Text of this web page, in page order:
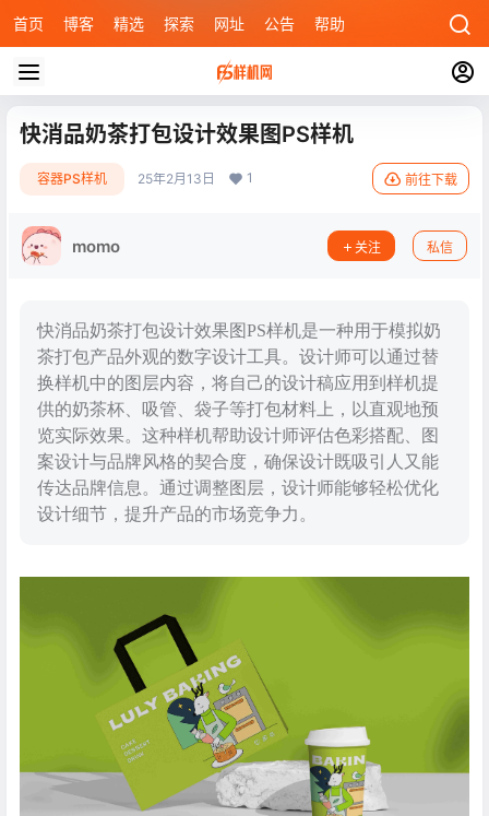
首页 博客 精选 探索 网址 公告 帮助
快消品奶茶打包设计效果图PS样机
容器PS样机 25年2月13日 1 前往下载
momo 关注 私信
快消品奶茶打包设计效果图PS样机是一种用于模拟奶
茶打包产品外观的数字设计工具。设计师可以通过替
换样机中的图层内容，将自己的设计稿应用到样机提
供的奶茶杯、吸管、袋子等打包材料上，以直观地预
览实际效果。这种样机帮助设计师评估色彩搭配、图
案设计与品牌风格的契合度，确保设计既吸引人又能
传达品牌信息。通过调整图层，设计师能够轻松优化
设计细节，提升产品的市场竞争力。